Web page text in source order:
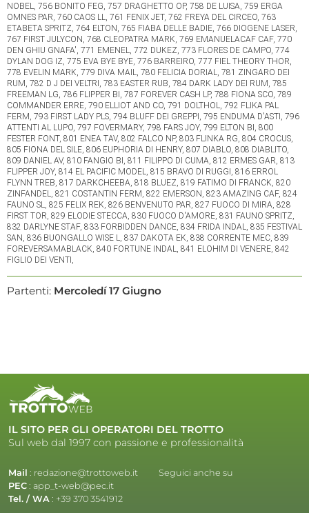
Partenti: Mercoledí 17 Giugno
IL SITO PER GLI OPERATORI DEL TROTTO
Sul web dal 1997 con passione e professionalità
Mail : redazione@trottoweb.it
PEC : app_t-web@pec.it
Tel. / WA : +39 370 3541912
Seguici anche su